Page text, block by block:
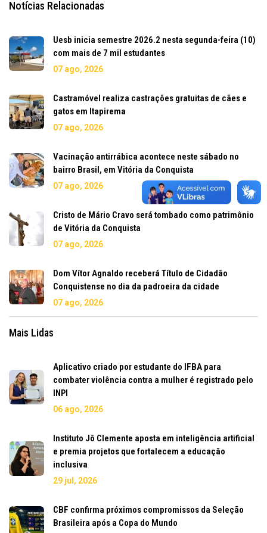
Notícias Relacionadas
Uesb inicia semestre 2026.2 nesta segunda-feira (10)
com mais de 7 mil estudantes
07 ago, 2026
Castramóvel realiza castrações gratuitas de cães e
gatos em Itapirema
07 ago, 2026
Vacinação antirrábica acontece neste sábado no
bairro Brasil, em Vitória da Conquista
07 ago, 2026
Cristo de Mário Cravo será tombado como patrimônio
de Vitória da Conquista
07 ago, 2026
Dom Vítor Agnaldo receberá Título de Cidadão
Conquistense no dia da padroeira da cidade
07 ago, 2026
Mais Lidas
Aplicativo criado por estudante do IFBA para
combater violência contra a mulher é registrado pelo
INPI
06 ago, 2026
Instituto Jô Clemente aposta em inteligência artificial
e premia projetos que fortalecem a educação
inclusiva
29 jul, 2026
CBF confirma próximos compromissos da Seleção
Brasileira após a Copa do Mundo